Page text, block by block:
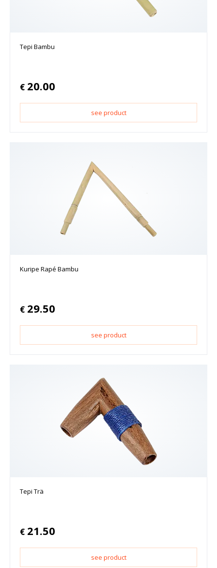
Tepi Bambu
€ 20.00
see product
Kuripe Rapé Bambu
€ 29.50
see product
Tepi Trä
€ 21.50
see product